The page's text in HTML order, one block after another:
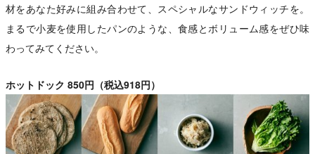
材をあなた好みに組み合わせて、スペシャルなサンドウィッチを。
まるで小麦を使用したパンのような、食感とボリューム感をぜひ味
わってみてください。
ホットドック 850円（税込918円）